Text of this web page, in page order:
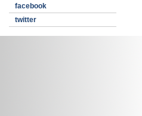
facebook
twitter